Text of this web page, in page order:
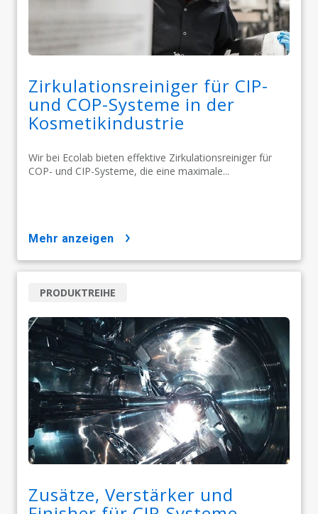
Zirkulationsreiniger für CIP-
und COP-Systeme in der
Kosmetikindustrie
Wir bei Ecolab bieten effektive Zirkulationsreiniger für
COP- und CIP-Systeme, die eine maximale...
mehr anzeigen
Zusätze, Verstärker und
PRODUKTREIHE